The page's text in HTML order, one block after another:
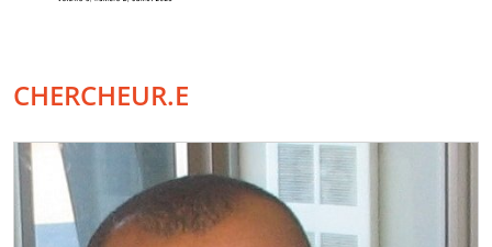
CHERCHEUR.E